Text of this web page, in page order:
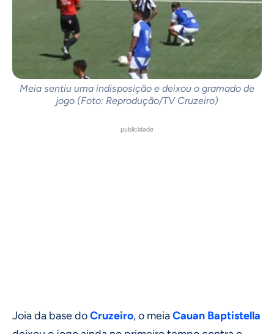
Meia sentiu uma indisposição e deixou o gramado de
jogo (Foto: Reprodução/TV Cruzeiro)
publicidade
Joia da base doCruzeiro, o meiaCauan Baptistella